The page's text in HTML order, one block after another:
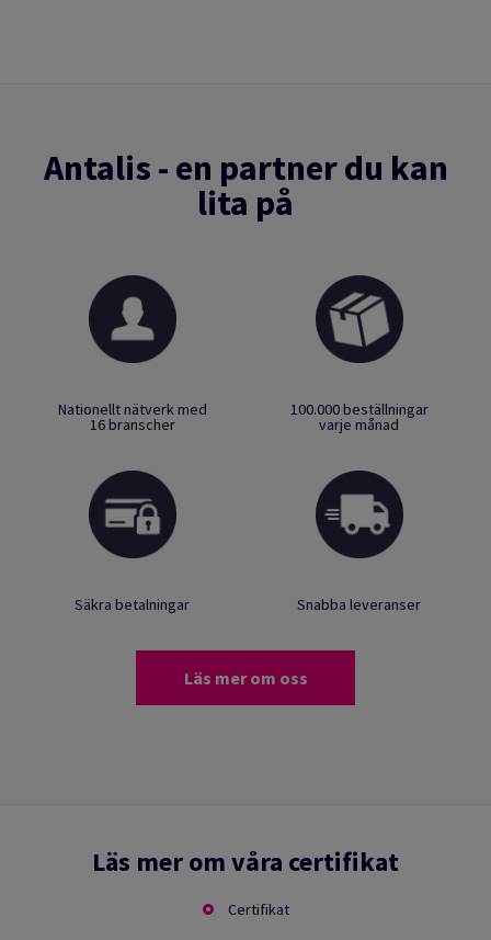
Antalis - en partner du kan
lita på
Nationellt nätverk med
16 branscher
100.000 beställningar
varje månad
Säkra betalningar Snabba leveranser
Läs mer om oss
Läs mer om våra certifikat
Certifikat